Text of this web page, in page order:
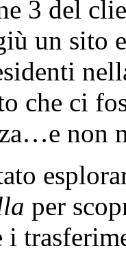
3 del
un sito
che ci
non
per
i